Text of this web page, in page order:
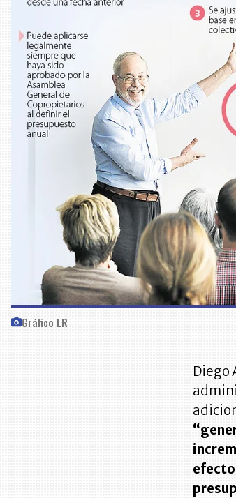
Gráfico LR
Diego